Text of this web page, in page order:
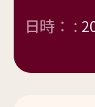
日時： :